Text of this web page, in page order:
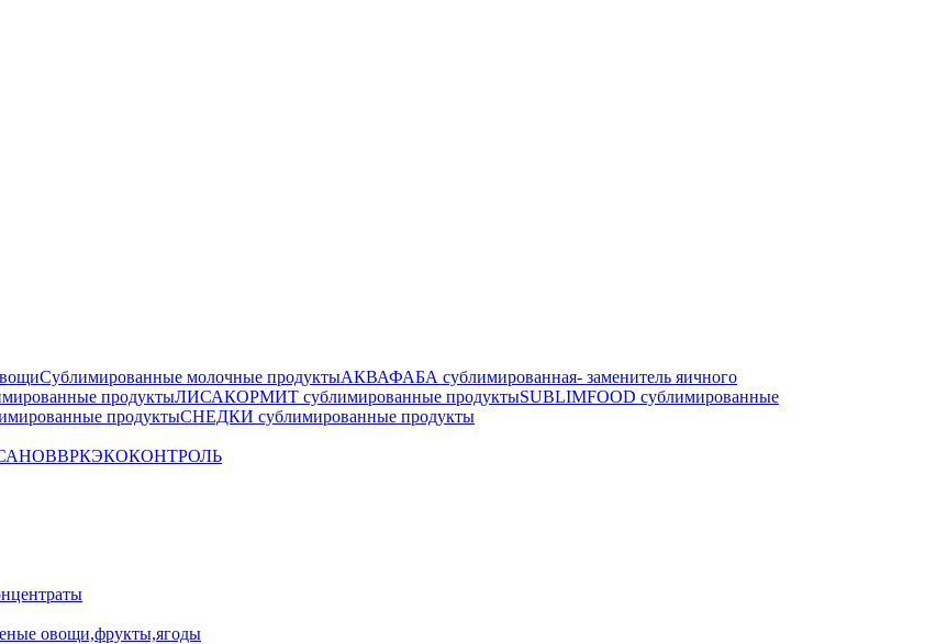
Сублимированные молочные продуктыАКВАФАБА сублимированная- заменитель яичного
продуктыЛИСАКОРМИТ сублимированные продуктыSUBLIMFOOD сублимированные
продуктыСНЕДКИ сублимированные продукты
ВРКЭКОКОНТРОЛЬ
овощи,фрукты,ягоды